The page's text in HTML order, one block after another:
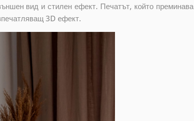
вид и стилен ефект. Печатът, който преминава
3D ефект.